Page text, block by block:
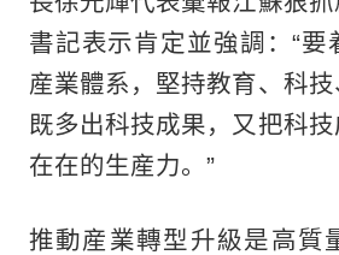
書記表示肯定並強調：“要
産業體系，堅持教育、科技
既多出科技成果，又把科
在在的生産力。”
推動産業轉型升級是高質